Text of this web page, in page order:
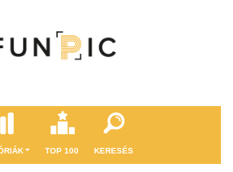
TOP 100 KERESÉS